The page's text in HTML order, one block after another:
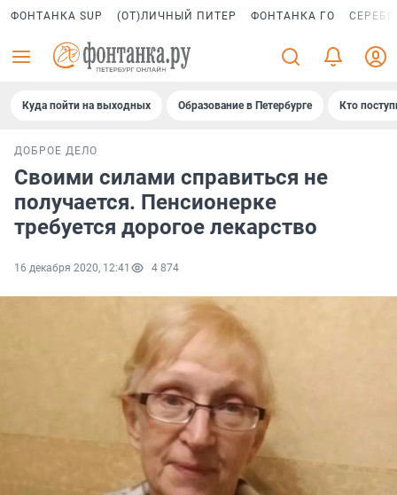
ФОНТАНКА SUP (ОТ)ЛИЧНЫЙ ПИТЕР ФОНТАНКА ГО
Куда пойти на выходных Образование в Петербурге Кто
ДОБРОЕ ДЕЛО
Своими силами справиться не
получается. Пенсионерке
требуется дорогое лекарство
16 декабря 2020, 12:41 4 874